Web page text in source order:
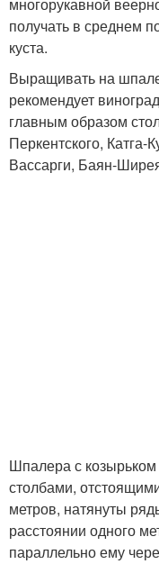
многорукавной
получать в среднем
куста.
Выращивать на
рекомендует
главным образом
Перкентского,
Вассарги, Баян-
Шпалера с
столбами,
метров, натянуты
расстоянии одного
параллельно ему